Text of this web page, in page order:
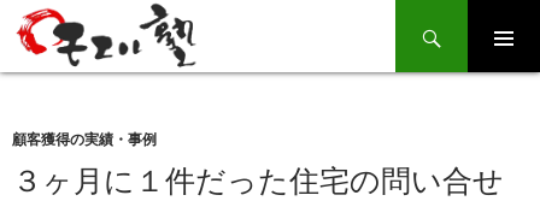
Search
SKIP
TO
顧客獲得の実績・事例
３ヶ月に１件だった住宅の問い合せ